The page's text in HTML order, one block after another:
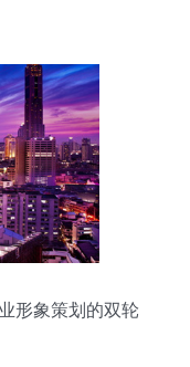
形象策划的双轮